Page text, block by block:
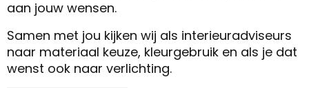
aan jouw wensen.
Samen met jou kijken wij als interieuradviseurs
naar materiaal keuze, kleurgebruik en als je dat
wenst ook naar verlichting.